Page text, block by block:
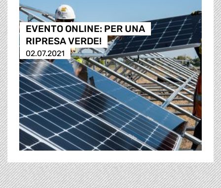
EVENTO ONLINE: PER UNA
RIPRESA VERDE!
02.07.2021